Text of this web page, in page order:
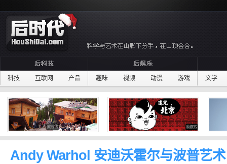
科技 互联网 产品 趣味 视频 动漫 游戏 文学
Andy Warhol 安迪沃霍尔与波普艺术